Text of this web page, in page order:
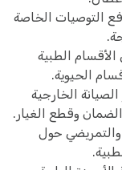
التوصيات الخاصة
الأقسام الطبية
الحيوية.
الخارجية
وقطع الغيار.
والتمريضي حول